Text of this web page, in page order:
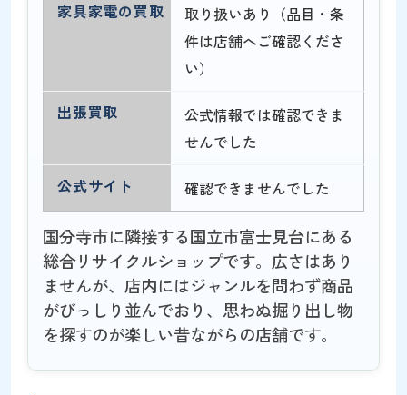
家具家電の買取
取り扱いあり（品目・条
件は店舗へご確認くださ
い）
出張買取
公式情報では確認できま
せんでした
公式サイト
確認できませんでした
国分寺市に隣接する国立市富士見台にある
総合リサイクルショップです。広さはあり
ませんが、店内にはジャンルを問わず商品
がびっしり並んでおり、思わぬ掘り出し物
を探すのが楽しい昔ながらの店舗です。